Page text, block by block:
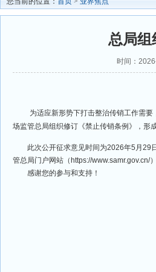
总局组
时间：
为适应新形势下打击整治传销工作需要
场监管总局组织修订《禁止传销条例》，形
此次公开征求意见时间为2026年5月29日
管总局门户网站（https://www.samr.gov.cn/
感谢您的参与和支持！